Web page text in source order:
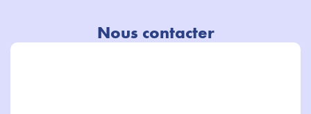
Nous contacter